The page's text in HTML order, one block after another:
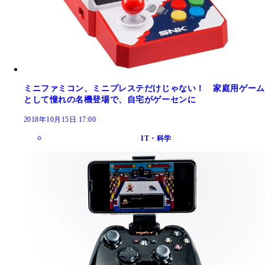
ミニファミコン、ミニプレステだけじゃない！ 家庭用ゲーム
として憧れの名機登場で、自宅がゲーセンに
2018年10月15日 17:00
IT・科学